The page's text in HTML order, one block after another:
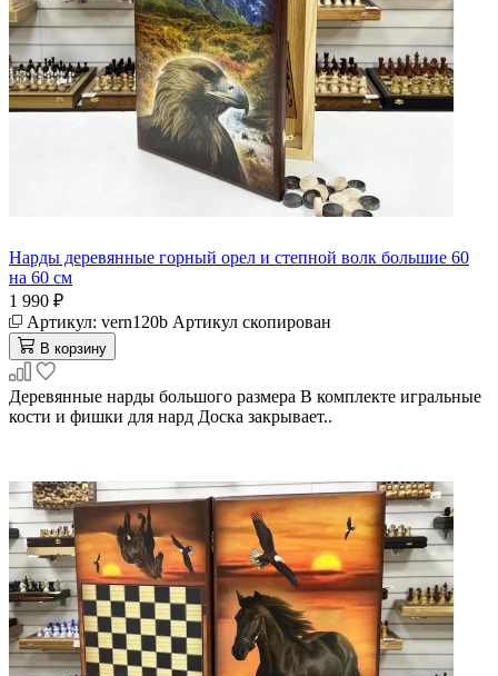
Нарды деревянные горный орел и степной волк большие 60
на 60 см
1 990 ₽
Артикул: vern120b Артикул скопирован
В корзину
Деревянные нарды большого размера В комплекте игральные
кости и фишки для нард Доска закрывает..